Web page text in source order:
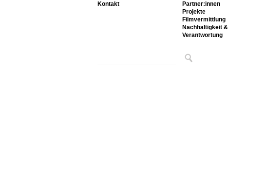
Partner:innen
Projekte
Filmvermittlung
Nachhaltigkeit &
Verantwortung
Kontakt